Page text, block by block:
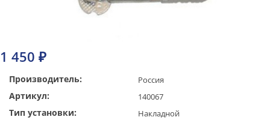
Производитель: Россия
Артикул: 140067
Тип установки: Накладной
1 450 ₽